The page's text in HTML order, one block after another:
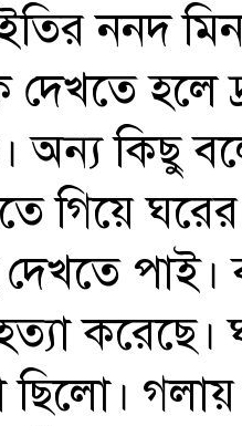
ননদ
দেখতে হলে
অন্য কিছু
গিয়ে ঘরের